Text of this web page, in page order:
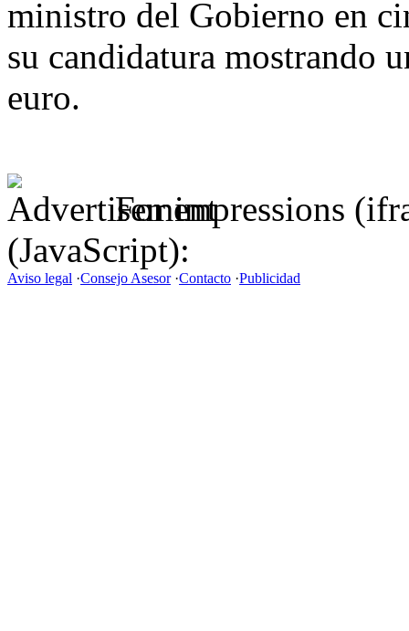
ministro del Gobierno en
su candidatura mostrando
euro.
For impressions
(JavaScript):
Aviso legal ·Consejo Asesor·Contacto ·Publicidad